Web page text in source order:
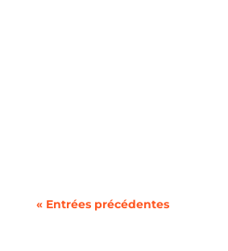
« Entrées précédentes